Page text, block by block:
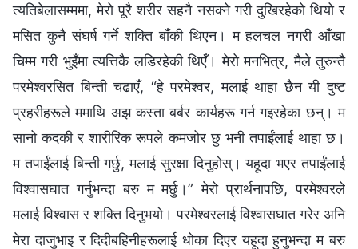
त्यतिबेलासम्ममा, मेरो पूरै शरीर सहनै नसक्‍ने गरी दुखिरहेको थियो र
मसित कुनै संघर्ष गर्ने शक्ति बाँकी थिएन। म हलचल नगरी आँखा
चिम्म गरी भुइँमा त्यत्तिकै लडिरहेकी थिएँ। मेरो मनभित्र, मैले तुरुन्तै
परमेश्‍वरसित बिन्ती चढाएँ, “हे परमेश्‍वर, मलाई थाहा छैन यी दुष्ट
प्रहरीहरूले ममाथि अझ कस्ता बर्बर कार्यहरू गर्न गइरहेका छन्। म
सानो कदकी र शारीरिक रूपले कमजोर छु भनी तपाईंलाई थाहा छ।
म तपाईंलाई बिन्ती गर्छु, मलाई सुरक्षा दिनुहोस्। यहूदा भएर तपाईंलाई
विश्‍वासघात गर्नुभन्दा बरु म मर्छु।” मेरो प्रार्थनापछि, परमेश्‍वरले
मलाई विश्‍वास र शक्ति दिनुभयो। परमेश्‍वरलाई विश्‍वासघात गरेर अनि
मेरा दाजुभाइ र दिदीबहिनीहरूलाई धोका दिएर यहूदा हुनुभन्दा म बरु